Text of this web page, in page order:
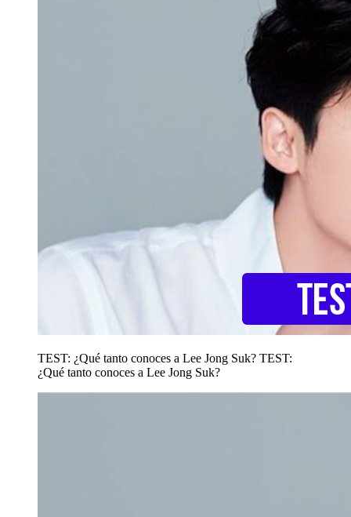
TEST: ¿Qué tanto conoces a Lee Jong Suk? TEST:
¿Qué tanto conoces a Lee Jong Suk?